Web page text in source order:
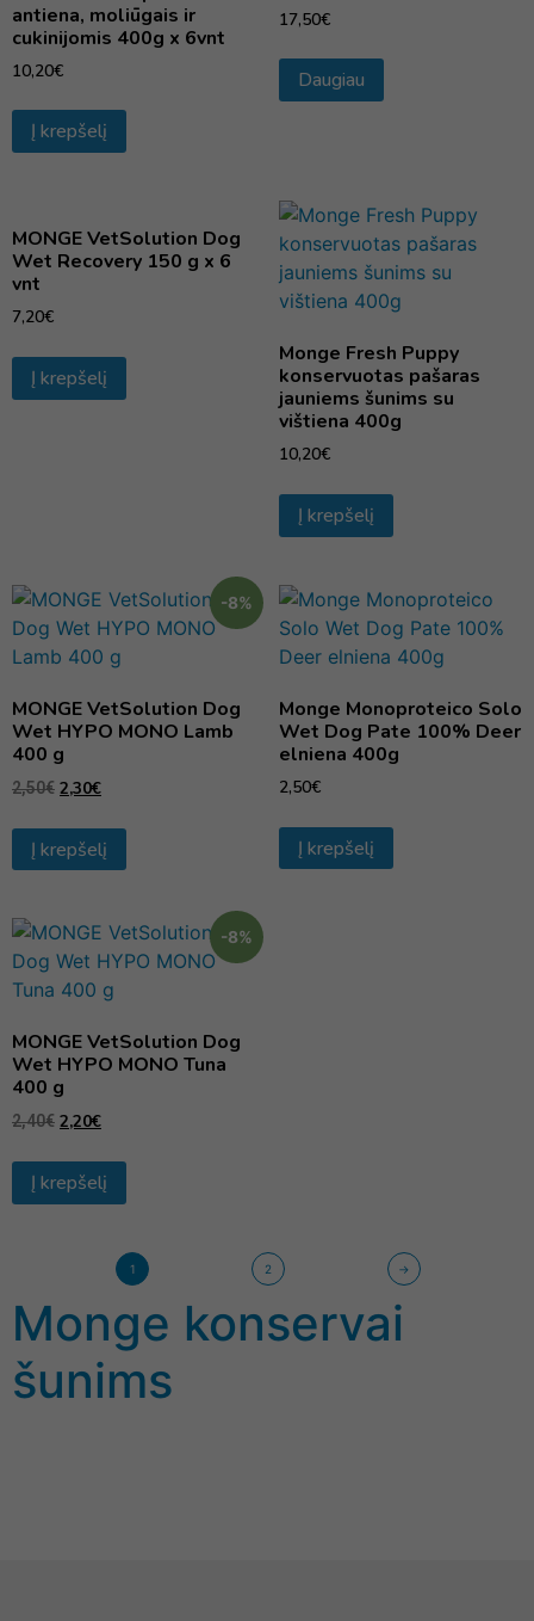
antiena, moliūgais ir
cukinijomis 400g x 6vnt
10,20€
Į krepšelį
17,50€
Daugiau
MONGE VetSolution Dog
Wet Recovery 150 g x 6
vnt
7,20€
Į krepšelį
Monge Fresh Puppy
konservuotas pašaras
jauniems šunims su
vištiena 400g
10,20€
Į krepšelį
-8%
MONGE VetSolution Dog
Wet HYPO MONO Lamb
400 g
2,50€ 2,30€
Į krepšelį
Monge Monoproteico Solo
Wet Dog Pate 100% Deer
elniena 400g
2,50€
Į krepšelį
-8%
MONGE VetSolution Dog
Wet HYPO MONO Tuna
400 g
2,40€ 2,20€
Į krepšelį
1 2 →
Monge konservai
šunims